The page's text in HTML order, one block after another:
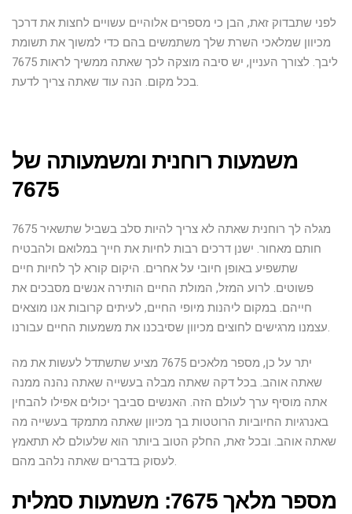
לפני שתבדוק זאת, הבן כי מספרים אלוהיים עשויים לחצות את דרכך
מכיוון שמלאכי השרת שלך משתמשים בהם כדי למשוך את תשומת
ליבך. לצורך העניין, יש סיבה מוצקה לכך שאתה ממשיך לראות 7675
בכל מקום. הנה עוד שאתה צריך לדעת.
משמעות רוחנית ומשמעותה של
7675
7675 מגלה לך רוחנית שאתה לא צריך להיות סלב בשביל שתשאיר
חותם מאחור. ישנן דרכים רבות לחיות את חייך במלואם ולהבטיח
שתשפיע באופן חיובי על אחרים. היקום קורא לך לחיות חיים
פשוטים. לרוע המזל, המולת החיים הותירה אנשים מסבכים את
חייהם. במקום ליהנות מיופי החיים, לעיתים קרובות אנו מוצאים
עצמנו מרגישים לחוצים מכיוון שסיבכנו את משמעות החיים עבורנו.
יתר על כן, מספר מלאכים 7675 מציע שתשתדל לעשות את מה
שאתה אוהב. בכל דקה שאתה מבלה בעשייה שאתה נהנה ממנה
אתה מוסיף ערך לעולם הזה. האנשים סביבך יכולים אפילו להבחין
באנרגיות החיוביות הרוטטות בך מכיוון שאתה מתמקד בעשייה מה
שאתה אוהב. ובכל זאת, החלק הטוב ביותר הוא שלעולם לא תתאמץ
לעסוק בדברים שאתה נלהב מהם.
מספר מלאך 7675: משמעות סמלית